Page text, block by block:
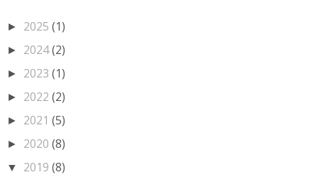
► 2025 (1)
► 2024(2)
► 2023 (1)
► 2022 (2)
► 2021 (5)
► 2020 (8)
▼ 2019 (8)